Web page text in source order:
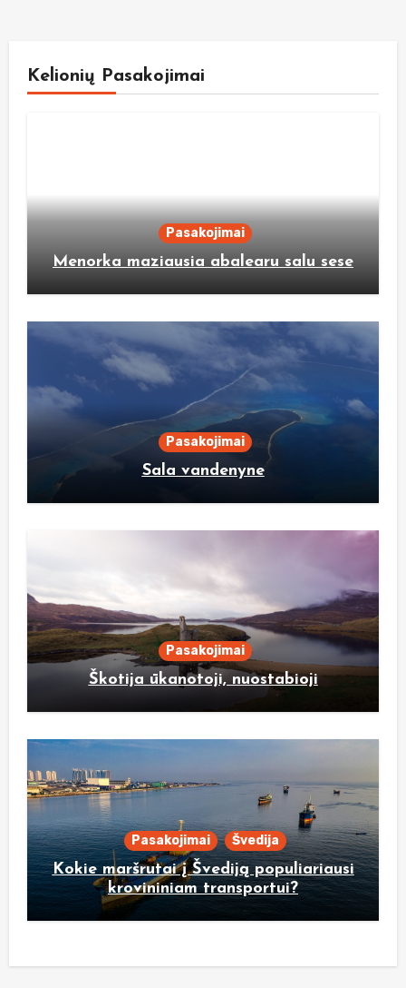
Kelionių Pasakojimai
Pasakojimai
Menorka maziausia abalearu salu sese
Pasakojimai
Sala vandenyne
Pasakojimai
Škotija ūkanotoji, nuostabioji
Pasakojimai Švedija
Kokie maršrutai į Švediją populiariausi
krovininiam transportui?